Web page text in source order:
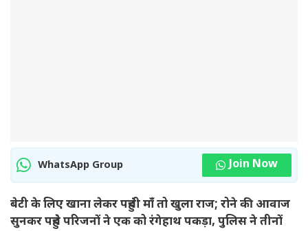
WhatsApp Group Join Now
बेटी के लिए खाना लेकर पहुंची माँ तो खुला राज; रोने की आवाज
सुनकर पहुंचे परिजनों ने एक को रंगेहाथ पकड़ा, पुलिस ने तीनों